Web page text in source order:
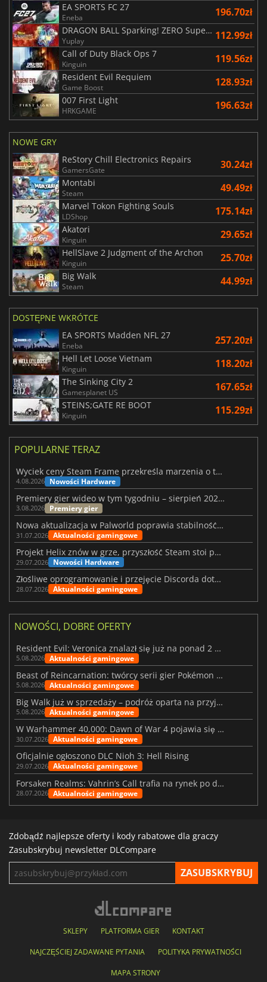
EA SPORTS FC 27
Eneba 196.70zł
DRAGON BALL Sparking! ZERO Super Limit Breaking NEO
Yuplay 112.99zł
Call of Duty Black Ops 7
Kinguin 119.56zł
Resident Evil Requiem
Game Boost 128.93zł
007 First Light
HRKGAME 196.63zł
NOWE GRY
ReStory Chill Electronics Repairs
GamersGate 30.24zł
Montabi
Steam 49.49zł
Marvel Tokon Fighting Souls
LDShop 175.14zł
Akatori
Kinguin 29.65zł
HellSlave 2 Judgment of the Archon
Kinguin 25.70zł
Big Walk
Steam 44.99zł
DOSTĘPNE WKRÓTCE
EA SPORTS Madden NFL 27
Eneba 257.20zł
Hell Let Loose Vietnam
Kinguin 118.20zł
The Sinking City 2
Gamesplanet US 167.65zł
STEINS;GATE RE BOOT
Kinguin 115.29zł
POPULARNE TERAZ
Wyciek ceny Steam Frame przekreśla marzenia o tanim zestawie VR
4.08.2026 Nowości Hardware
Premiery gier wideo w tym tygodniu – sierpień 2026 r. (32. tydzień)
3.08.2026 Premiery gier
Nowa aktualizacja w Palworld poprawia stabilność Sunreach i walk z bossami
31.07.2026 Aktualności gamingowe
Projekt Helix znów w grze, przyszłość Steam stoi pod znakiem zapytania
29.07.2026 Nowości Hardware
Złośliwe oprogramowanie i przejęcie Discorda dotknęły Meccha Chameleon
28.07.2026 Aktualności gamingowe
NOWOŚCI, DOBRE OFERTY
Resident Evil: Veronica znalazł się już na ponad 2 milionach list życzeń
5.08.2026 Aktualności gamingowe
Beast of Reincarnation: twórcy serii gier Pokémon wkraczają na nową ścieżkę
5.08.2026 Aktualności gamingowe
Big Walk już w sprzedaży – podróż oparta na przyjaźni
5.08.2026 Aktualności gamingowe
W Warhammer 40,000: Dawn of War 4 pojawia się frakcja Nekronów
30.07.2026 Aktualności gamingowe
Oficjalnie ogłoszono DLC Nioh 3: Hell Rising
29.07.2026 Aktualności gamingowe
Forsaken Realms: Vahrin’s Call trafia na rynek po dziesięciu latach prac
28.07.2026 Aktualności gamingowe
Zdobądź najlepsze oferty i kody rabatowe dla graczy
Zasubskrybuj newsletter DLCompare
SKLEPY PLATFORMA GIER KONTAKT
NAJCZĘŚCIEJ ZADAWANE PYTANIA POLITYKA PRYWATNOŚCI
MAPA STRONY